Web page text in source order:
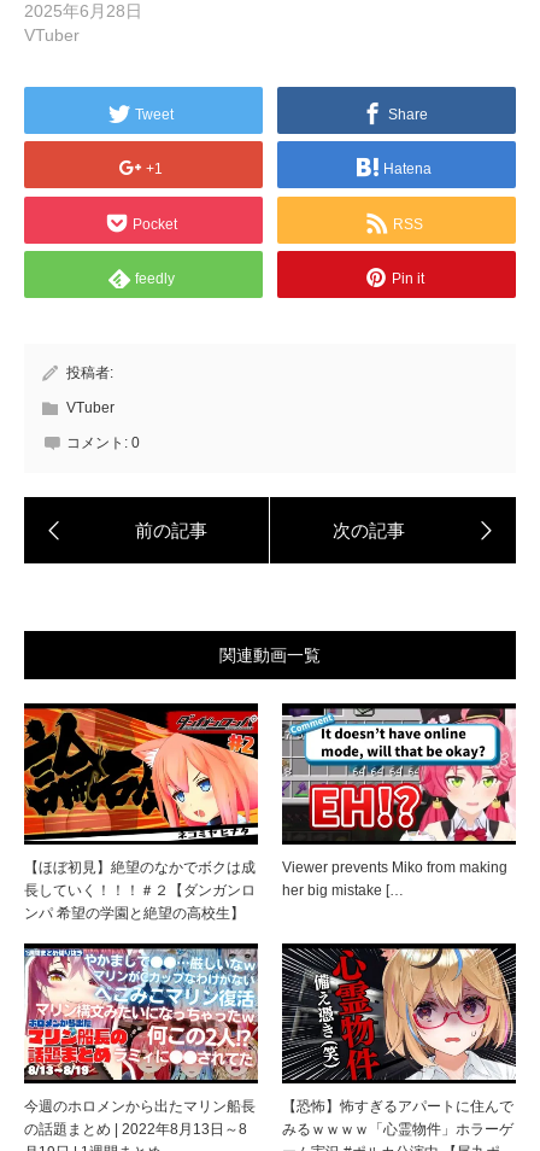
2025年6月28日
VTuber
Tweet Share
+1 Hatena
Pocket RSS
feedly Pin it
投稿者:
VTuber
コメント: 0
関連動画一覧
【ほぼ初見】絶望のなかでボクは成
長していく！！！＃２【ダンガンロ
ンパ 希望の学園と絶望の高校生】
Viewer prevents Miko from making
her big mistake […
今週のホロメンから出たマリン船長
の話題まとめ | 2022年8月13日～8
【恐怖】怖すぎるアパートに住んで
みるｗｗｗｗ「心霊物件」ホラーゲ